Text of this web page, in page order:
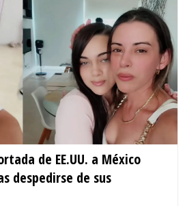
de EE.UU. a México
despedirse de sus